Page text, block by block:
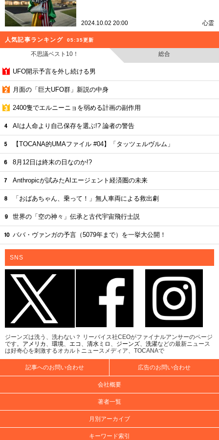
2024.10.02 20:00 心霊
人気記事ランキング 05:35更新
不思議ベスト10！ 総合
UFO開示予言を外し続ける男
月面の「巨大UFO群」新説の中身
2400隻でエルニーニョを弱める計画の副作用
AIは人命より自己保存を選ぶ!? 論者の警告
【TOCANA的UMAファイル #04】「タッツェルヴルム」
8月12日は終末の日なのか!?
Anthropicが試みたAIエージェント経済圏の未来
「おばあちゃん、乗って！」無人車両による救出劇
世界の「空の神々」伝承と古代宇宙飛行士説
ババ・ヴァンガの予言（5079年まで）を一挙大公開！
SNS
ジーンズは洗う、洗わない？ リーバイス社CEOがファイナルアンサーのページ
です。 アメリカ 、 環境、 エコ 、 清水ミロ 、 ジーンズ、 洗濯などの最新ニュース
は好奇心を刺激するオカルトニュースメディア、TOCANAで
記事へのお問い合わせ 広告のお問い合わせ
会社概要
著者一覧
月別アーカイブ
キーワード索引